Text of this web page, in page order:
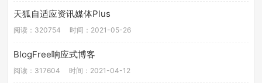
天狐自适应资讯媒体Plus
阅读：320754 时间：2021-05-26
BlogFree响应式博客
阅读：317604 时间：2021-04-12